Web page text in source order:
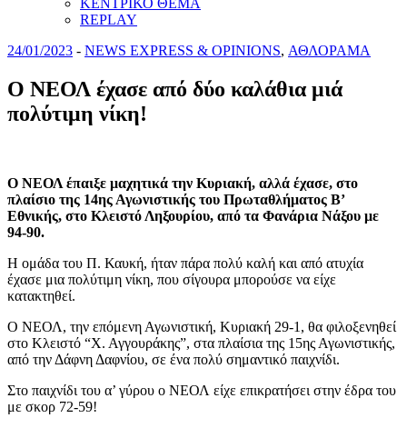
ΚΕΝΤΡΙΚΟ ΘΕΜΑ
REPLAY
24/01/2023 - NEWS EXPRESS & OPINIONS, ΑΘΛΟΡΑΜΑ
Ο ΝΕΟΛ έχασε από δύο καλάθια μιά
πολύτιμη νίκη!
Ο ΝΕΟΛ έπαιξε μαχητικά την Κυριακή, αλλά έχασε, στο
πλαίσιο της 14ης Αγωνιστικής του Πρωταθλήματος Β’
Εθνικής, στο Κλειστό Ληξουρίου, από τα Φανάρια Νάξου με
94-90.
Η ομάδα του Π. Καυκή, ήταν πάρα πολύ καλή και από ατυχία
έχασε μια πολύτιμη νίκη, που σίγουρα μπορούσε να είχε
κατακτηθεί.
Ο ΝΕΟΛ, την επόμενη Αγωνιστική, Κυριακή 29-1, θα φιλοξενηθεί
στο Κλειστό “Χ. Αγγουράκης”, στα πλαίσια της 15ης Αγωνιστικής,
από την Δάφνη Δαφνίου, σε ένα πολύ σημαντικό παιχνίδι.
Στο παιχνίδι του α’ γύρου ο ΝΕΟΛ είχε επικρατήσει στην έδρα του
με σκορ 72-59!